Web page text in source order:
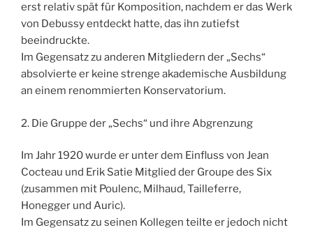
erst relativ spät für Komposition, nachdem er das Werk
von Debussy entdeckt hatte, das ihn zutiefst
beeindruckte.
Im Gegensatz zu anderen Mitgliedern der „Sechs“
absolvierte er keine strenge akademische Ausbildung
an einem renommierten Konservatorium.
2. Die Gruppe der „Sechs“ und ihre Abgrenzung
Im Jahr 1920 wurde er unter dem Einfluss von Jean
Cocteau und Erik Satie Mitglied der Groupe des Six
(zusammen mit Poulenc, Milhaud, Tailleferre,
Honegger und Auric).
Im Gegensatz zu seinen Kollegen teilte er jedoch nicht